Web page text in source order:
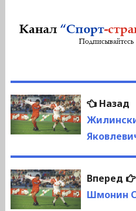
Навигация
по
Назад
Вперед
Шмонин